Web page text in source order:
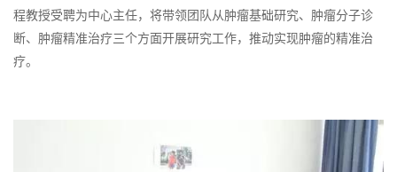
程教授受聘为中心主任，将带领团队从肿瘤基础研究、肿瘤分子诊
断、肿瘤精准治疗三个方面开展研究工作，推动实现肿瘤的精准治
疗。